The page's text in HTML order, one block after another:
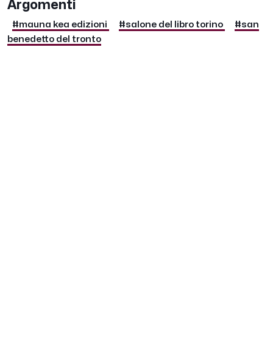
Argomenti
#mauna kea edizioni #salone del libro torino
#san
benedetto del tronto